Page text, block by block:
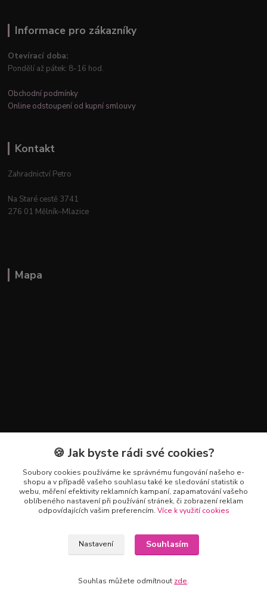
Informace pro zákazníky
Otevírací doba:
Pondělí až pátek: 8-16 hod.
Obchodní podmínky
Online odstoupení od kupní smlouvy
Kontakt
Zahradnictví Petro
Na Staré cestě 3741
276 01 Mělník–Mlazice
Mapa
Kontakty
+420 602 223 614
info@zahradnictvipetro.cz
🍪 Jak byste rádi své cookies?
Soubory cookies používáme ke správnému fungování našeho e-
shopu a v případě vašeho souhlasu také ke sledování statistik o
webu, měření efektivity reklamních kampaní, zapamatování vašeho
oblíbeného nastavení při používání stránek, či zobrazení reklam
odpovídajících vašim preferencím. Více k využití cookies
Nastavení Souhlasím
Souhlas můžete odmítnout zde.